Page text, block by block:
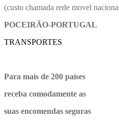
(custo chamada rede movel
POCEIRÃO-PORTUGAL
TRANSPORTES
Para mais de 200 países
receba comodamente as
suas encomendas seguras